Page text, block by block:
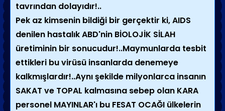
tavrından dolayıdır!..
Pek az kimsenin bildiği bir gerçektir ki, AIDS
denilen hastalık ABD'nin BİOLOJİK SİLAH
üretiminin bir sonucudur!..Maymunlarda tesbit
ettikleri bu virüsü insanlarda denemeye
kalkmışlardır!..Aynı şekilde milyonlarca insanın
SAKAT ve TOPAL kalmasına sebep olan KARA
personel MAYINLAR'ı bu FESAT OCAĞI ülkelerin